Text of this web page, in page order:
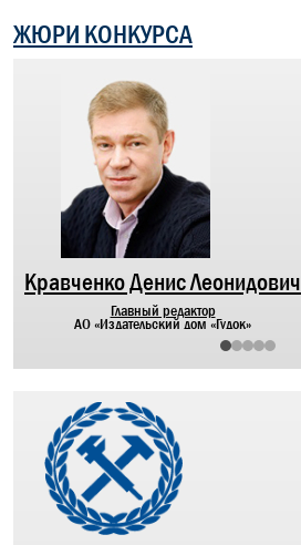
ЖЮРИ КОНКУРСА
Кравченко Денис Леонидович
Главный редактор
АО «Издательский дом «Гудок»